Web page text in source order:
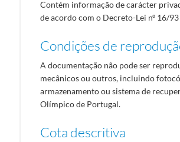
Contém informação de carácter
de acordo com o Decreto-Lei nº 16/93
Condições de
A documentação não pode ser
mecânicos ou outros, incluindo
armazenamento ou sistema de
Olímpico de Portugal.
Cota descritiva